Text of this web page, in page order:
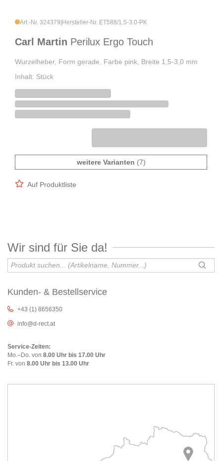
Art.-Nr. 324379 Hersteller-Nr. ET588/1.5-3.0-PK
Carl Martin Perilux Ergo Touch
Wurzelheber, Form gerade, Farbe pink, Breite 1,5-3,0 mm
Inhalt: Stück
weitere Varianten (7)
Auf Produktliste
Wir sind für Sie da!
Kunden- & Bestellservice
+43 (1) 8656350
info@d-rect.at
Service-Zeiten:
Mo.–Do. von 8.00 Uhr bis 17.00 Uhr
Fr. von 8.00 Uhr bis 13.00 Uhr